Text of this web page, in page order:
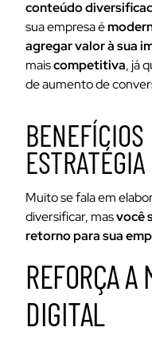
conteúdo
sua empresa é
agregar valor à sua
maiscompetitiva, já
de aumento de
Muito se fala em
diversificar, masvocê
retorno para sua
REFORÇA A
DIGITAL